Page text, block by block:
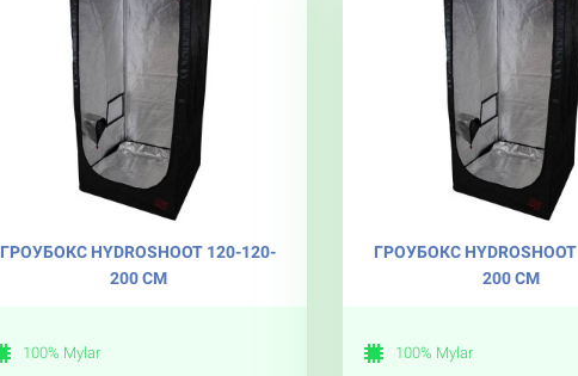
ГРОУБОКС HYDROSHOOT 120-120-
200 СМ
100% Mylar
ГРОУБОКС
200 СМ
100% Mylar